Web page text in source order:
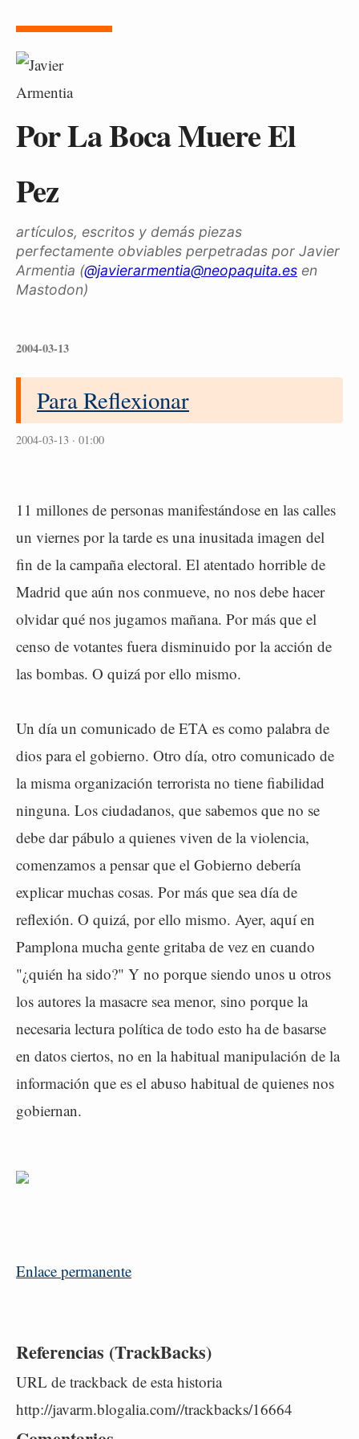
Por La Boca Muere El
Pez
artículos, escritos y demás piezas
perfectamente obviables perpetradas por Javier
Armentia (@javierarmentia@neopaquita.es en
Mastodon)
2004-03-13
Para Reflexionar
2004-03-13 · 01:00
11 millones de personas manifestándose en las calles
un viernes por la tarde es una inusitada imagen del
fin de la campaña electoral. El atentado horrible de
Madrid que aún nos conmueve, no nos debe hacer
olvidar qué nos jugamos mañana. Por más que el
censo de votantes fuera disminuido por la acción de
las bombas. O quizá por ello mismo.
Un día un comunicado de ETA es como palabra de
dios para el gobierno. Otro día, otro comunicado de
la misma organización terrorista no tiene fiabilidad
ninguna. Los ciudadanos, que sabemos que no se
debe dar pábulo a quienes viven de la violencia,
comenzamos a pensar que el Gobierno debería
explicar muchas cosas. Por más que sea día de
reflexión. O quizá, por ello mismo. Ayer, aquí en
Pamplona mucha gente gritaba de vez en cuando
"¿quién ha sido?" Y no porque siendo unos u otros
los autores la masacre sea menor, sino porque la
necesaria lectura política de todo esto ha de basarse
en datos ciertos, no en la habitual manipulación de la
información que es el abuso habitual de quienes nos
gobiernan.
Enlace permanente
Referencias (TrackBacks)
URL de trackback de esta historia
http://javarm.blogalia.com//trackbacks/16664